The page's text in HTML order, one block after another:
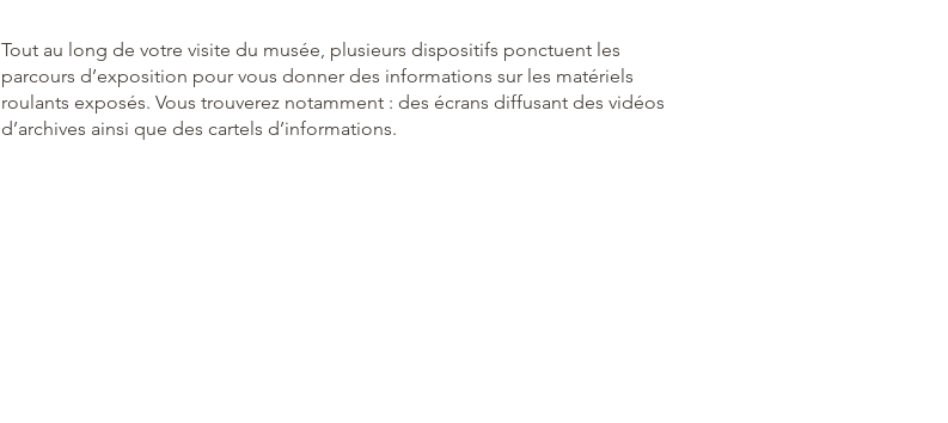
Tout au long de votre visite du musée, plusieurs dispositifs ponctuent les
parcours d’exposition pour vous donner des informations sur les matériels
roulants exposés. Vous trouverez notamment : des écrans diffusant des vidéos
d’archives ainsi que des cartels d’informations.